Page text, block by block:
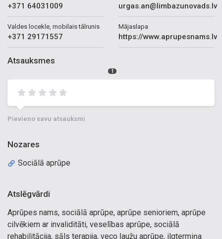
+371 64031009
Valdes locekle, mobilais tālrunis
+371 29171557
urgas.an@limbazunovads.lv
Mājaslapa
https://www.aprupesnams.lv
Atsauksmes
1
Pievieno savu atsauksmi
Nozares
Sociālā aprūpe
Atslēgvārdi
Aprūpes nams, sociālā aprūpe, aprūpe senioriem, aprūpe
cilvēkiem ar invaliditāti, veselības aprūpe, sociālā
rehabilitācija, sāls terapija, veco ļaužu aprūpe, ilgtermiņa